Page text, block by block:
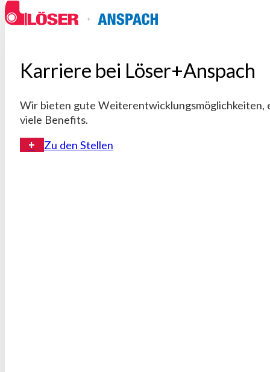
Karriere bei Löser+Anspach
Wir bieten gute Weiterentwicklungs­möglichkeiten,
viele Benefits.
Zu den Stellen